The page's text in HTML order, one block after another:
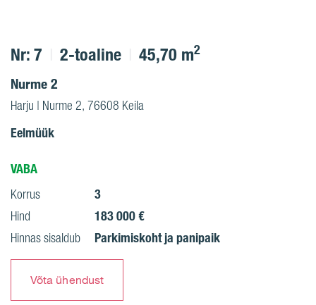
Nr: 7 2-toaline 45,70 m2
Nurme 2
Harju | Nurme 2, 76608 Keila
Eelmüük
VABA
Korrus 3
Hind 183 000 €
Hinnas sisaldub Parkimiskoht ja panipaik
Võta ühendust